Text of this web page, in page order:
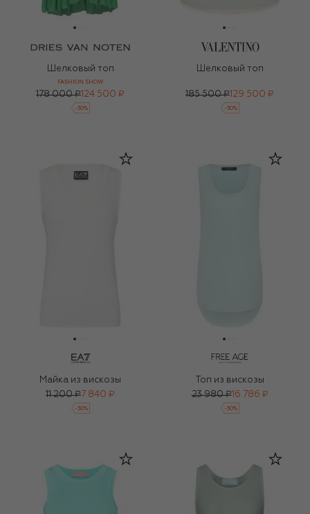
Шелковый топ
FASHION SHOW
178 000 ₽ 124 500 ₽
-30%
Шелковый топ
185 500 ₽ 129 500 ₽
-30%
Майка из вискозы
11 200 ₽7 840 ₽
-30%
Топ из вискозы
23 980 ₽16 786 ₽
-30%